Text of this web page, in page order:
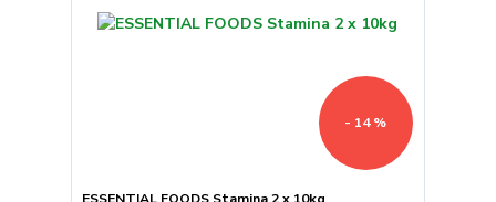
- 14 %
ESSENTIAL FOODS Stamina 2 x 10kg